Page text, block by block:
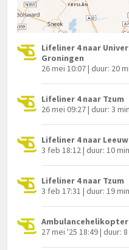
Lifeliner 4 naar
Groningen
26 mei 10:07 | duur: 20
Lifeliner 4 naar Tzum
26 mei 09:27 | duur: 3
Lifeliner 4 naar
3 feb 18:12 | duur: 10
Lifeliner 4 naar Tzum
3 feb 17:31 | duur: 19
27 mei '25 18:49 | duur: